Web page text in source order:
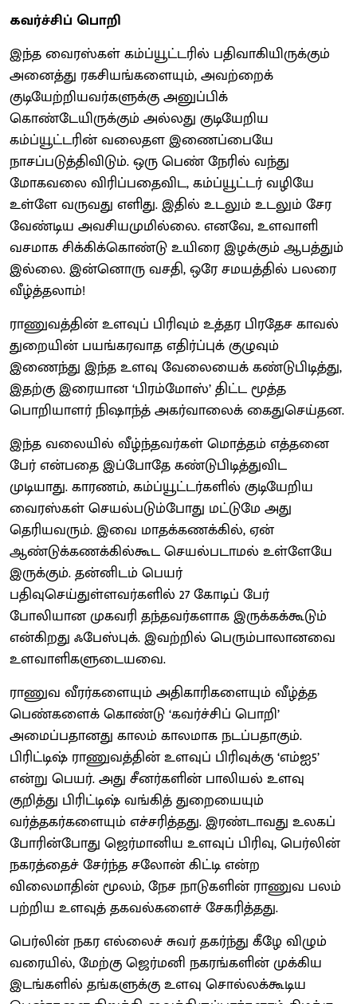
கவர்ச்சிப் பொறி
இந்த வைரஸ்கள் கம்ப்யூட்டரில் பதிவாகியிருக்கும்
அனைத்து ரகசியங்களையும், அவற்றைக்
குடியேற்றியவர்களுக்கு அனுப்பிக்
கொண்டேயிருக்கும் அல்லது குடியேறிய
கம்ப்யூட்டரின் வலைதள இணைப்பையே
நாசப்படுத்திவிடும். ஒரு பெண் நேரில் வந்து
மோகவலை விரிப்பதைவிட, கம்ப்யூட்டர் வழியே
உள்ளே வருவது எளிது. இதில் உடலும் உடலும் சேர
வேண்டிய அவசியமுமில்லை. எனவே, உளவாளி
வசமாக சிக்கிக்கொண்டு உயிரை இழக்கும் ஆபத்தும்
இல்லை. இன்னொரு வசதி, ஒரே சமயத்தில் பலரை
வீழ்த்தலாம்!
ராணுவத்தின் உளவுப் பிரிவும் உத்தர பிரதேச காவல்
துறையின் பயங்கரவாத எதிர்ப்புக் குழுவும்
இணைந்து இந்த உளவு வேலையைக் கண்டுபிடித்து,
இதற்கு இரையான ‘பிரம்மோஸ்’ திட்ட மூத்த
பொறியாளர் நிஷாந்த் அகர்வாலைக் கைதுசெய்தன.
இந்த வலையில் வீழ்ந்தவர்கள் மொத்தம் எத்தனை
பேர் என்பதை இப்போதே கண்டுபிடித்துவிட
முடியாது. காரணம், கம்ப்யூட்டர்களில் குடியேறிய
வைரஸ்கள் செயல்படும்போது மட்டுமே அது
தெரியவரும். இவை மாதக்கணக்கில், ஏன்
ஆண்டுக்கணக்கில்கூட செயல்படாமல் உள்ளேயே
இருக்கும். தன்னிடம் பெயர்
பதிவுசெய்துள்ளவர்களில் 27 கோடிப் பேர்
போலியான முகவரி தந்தவர்களாக இருக்கக்கூடும்
என்கிறது ஃபேஸ்புக். இவற்றில் பெரும்பாலானவை
உளவாளிகளுடையவை.
ராணுவ வீரர்களையும் அதிகாரிகளையும் வீழ்த்த
பெண்களைக் கொண்டு ‘கவர்ச்சிப் பொறி’
அமைப்பதானது காலம் காலமாக நடப்பதாகும்.
பிரிட்டிஷ் ராணுவத்தின் உளவுப் பிரிவுக்கு ‘எம்ஐ5’
என்று பெயர். அது சீனர்களின் பாலியல் உளவு
குறித்து பிரிட்டிஷ் வங்கித் துறையையும்
வர்த்தகர்களையும் எச்சரித்தது. இரண்டாவது உலகப்
போரின்போது ஜெர்மானிய உளவுப் பிரிவு, பெர்லின்
நகரத்தைச் சேர்ந்த சலோன் கிட்டி என்ற
விலைமாதின் மூலம், நேச நாடுகளின் ராணுவ பலம்
பற்றிய உளவுத் தகவல்களைச் சேகரித்தது.
பெர்லின் நகர எல்லைச் சுவர் தகர்ந்து கீழே விழும்
வரையில், மேற்கு ஜெர்மனி நகரங்களின் முக்கிய
இடங்களில் தங்களுக்கு உளவு சொல்லக்கூடிய